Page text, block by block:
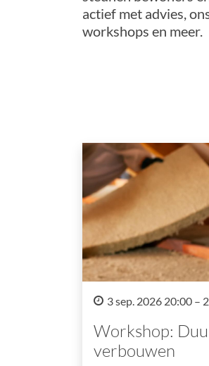
actief met advies,
workshops en meer.
3 sep. 2026 20:00 –
Workshop:
verbouwen